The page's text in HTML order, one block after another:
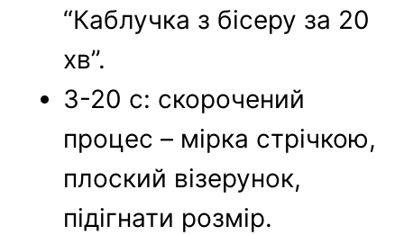
“Каблучка з бісеру за 20
хв”.
3-20 с: скорочений
процес – мірка стрічкою,
плоский візерунок,
підігнати розмір.